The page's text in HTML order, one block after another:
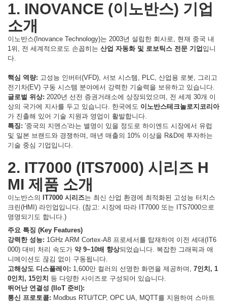
1. INOVANCE (이노반스) 기업
소개
이노반스(Inovance Technology)는 2003년 설립한 회사로, 현재 중국 내
1위, 전 세계적으로도 손꼽히는 산업 자동화 및 로보틱스 전문 기업 입니
다.
핵심 역량: 고성능 인버터(VFD), 서보 시스템, PLC, 산업용 로봇, 그리고
전기차(EV) 구동 시스템 분야에서 강력한 기술력을 보유하고 있습니다.
글로벌 위상: 2020년 선전 증권거래소에 상장되었으며, 전 세계 30개 이
상의 국가에 지사를 두고 있습니다. 한국에도 이노반스테크놀로지코리아
가 진출해 있어 기술 지원과 영업이 활발합니다.
특징: '중국의 지멘스'라는 별명이 있을 정도로 하이엔드 시장에서 유럽
및 일본 브랜드와 경쟁하며, 매년 매출의 10% 이상을 R&D에 투자하는
기술 중심 기업입니다.
2. IT7000 (ITS7000) 시리즈 H
MI 제품 소개
이노반스의 IT7000 시리즈는 최신 산업 환경에 최적화된 고성능 터치스
크린(HMI) 라인업입니다. (참고: 시장에 따라 IT7000 또는 ITS7000으로
명명되기도 합니다.)
주요 특징 (Key Features)
강력한 성능: 1GHz ARM Cortex-A8 프로세서를 탑재하여 이전 세대(IT6
000) 대비 처리 속도가 약 9~10배 향상되었습니다. 복잡한 그래픽과 애
니메이션도 끊김 없이 구동됩니다.
고해상도 디스플레이: 1,600만 컬러의 선명한 화면을 제공하며, 7인치, 1
0인치, 15인치 등 다양한 사이즈로 구성되어 있습니다.
뛰어난 연결성 (IIoT 준비):
통신 프로토콜: Modbus RTU/TCP, OPC UA, MQTT를 지원하여 스마트